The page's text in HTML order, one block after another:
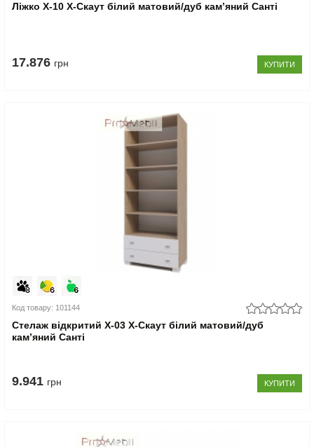
Ліжко Х-10 X-Скаут білий матовий/дуб кам’яний Санті
17.876 грн КУПИТИ
Код товару: 101144
Стелаж відкритий Х-03 X-Скаут білий матовий/дуб
кам’яний Санті
9.941 грн КУПИТИ